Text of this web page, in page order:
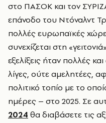
στο ΠΑΣΟΚ και τον
επάνοδο του Ντόναλντ
πολλές ευρωπαϊκές
συνεχίζεται στη
εξελίξεις ήταν πολλές
λίγες, ούτε αμελητέες,
πολιτικό τοπίο με το
ημέρες – στο 2025. Σε
2024 θα διαβάσετε τις